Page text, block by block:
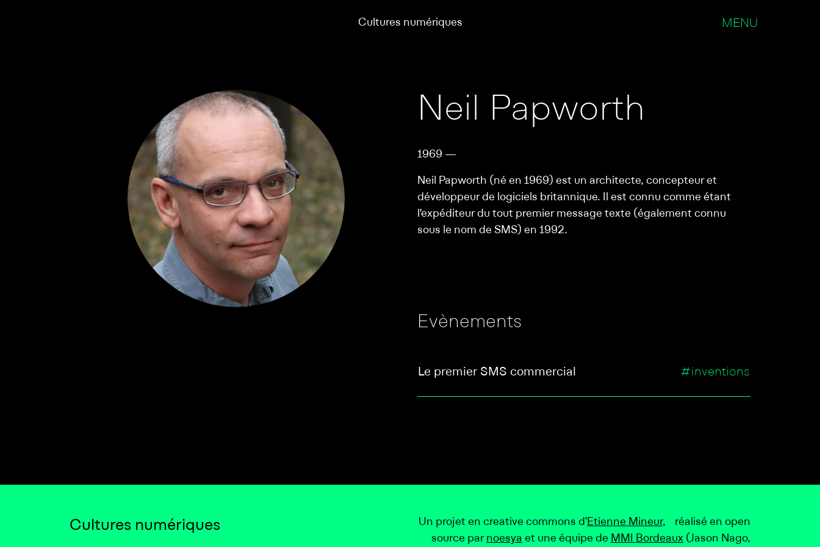
Cultures numériques MENU
Neil Papworth
1969 —
Neil Papworth (né en 1969) est un architecte, concepteur et
développeur de logiciels britannique. Il est connu comme étant
l'expéditeur du tout premier message texte (également connu
sous le nom de SMS) en 1992.
Evènements
Le premier SMS commercial #inventions
Cultures numériques Un projet en creative commons d’Etienne Mineur, réalisé en open
source par noesya et une équipe de MMI Bordeaux (Jason Nago,